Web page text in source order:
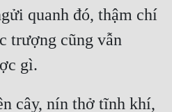
quanh đó, thậm chí
trượng cũng vẫn
cây, nín thở tĩnh khí,